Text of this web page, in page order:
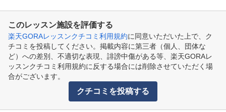
このレッスン施設を評価する
楽天GORAレッスンクチコミ利用規約に同意いただいた上で、ク
チコミを投稿してください。掲載内容に第三者（個人、団体な
ど）への差別、不適切な表現、誹謗中傷がある等、楽天GORAレ
ッスンクチコミ利用規約に反する場合には削除させていただく場
合がございます。
クチコミを投稿する